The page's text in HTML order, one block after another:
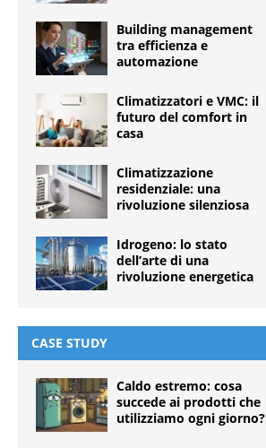
Building management
tra efficienza e
automazione
Climatizzatori e VMC: il
futuro del comfort in
casa
Climatizzazione
residenziale: una
rivoluzione silenziosa
Idrogeno: lo stato
dell’arte di una
rivoluzione energetica
CASE STUDY
Caldo estremo: cosa
succede ai prodotti che
utilizziamo ogni giorno?